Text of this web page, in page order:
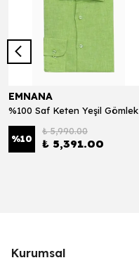
EMNANA
%100 Saf Keten Yeşil Gömlek
%10
₺ 5,990.00
₺ 5,391.00
Kurumsal